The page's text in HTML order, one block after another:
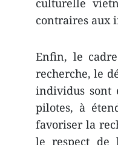
culturelle
contraires aux
Enfin, le
recherche, le
individus sont
pilotes, à
favoriser la
le respect de